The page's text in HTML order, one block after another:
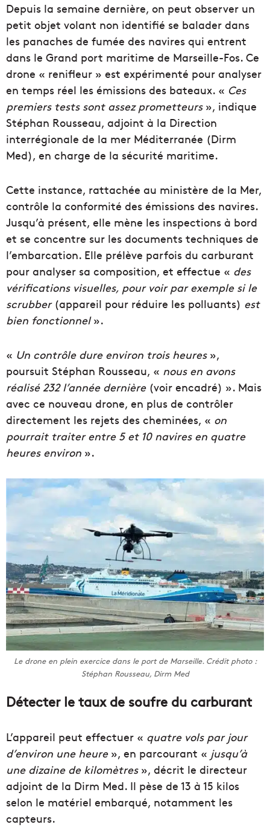
Depuis la semaine dernière, on peut observer un
petit objet volant non identifié se balader dans
les panaches de fumée des navires qui entrent
dans le Grand port maritime de Marseille-Fos. Ce
drone « renifleur » est expérimenté pour analyser
en temps réel les émissions des bateaux. « Ces
premiers tests sont assez prometteurs», indique
Stéphan Rousseau, adjoint à la Direction
interrégionale de la mer Méditerranée (Dirm
Med), en charge de la sécurité maritime.
Cette instance, rattachée au ministère de la Mer,
contrôle la conformité des émissions des navires.
Jusqu’à présent, elle mène les inspections à bord
et se concentre sur les documents techniques de
l’embarcation. Elle prélève parfois du carburant
pour analyser sa composition, et effectue « des
vérifications visuelles, pour voir par exemple si le
scrubber(appareil pour réduire les polluants) est
bien fonctionnel».
« Un contrôle dure environ trois heures»,
poursuit Stéphan Rousseau, « nous en avons
réalisé 232 l’année dernière(voir encadré) ». Mais
avec ce nouveau drone, en plus de contrôler
directement les rejets des cheminées, « on
pourrait traiter entre 5 et 10 navires en quatre
heures environ ».
Le drone en plein exercice dans le port de Marseille. Crédit photo :
Stéphan Rousseau, Dirm Med
Détecter le taux de soufre du carburant
L’appareil peut effectuer « quatre vols par jour
d’environ une heure», en parcourant « jusqu’à
une dizaine de kilomètres», décrit le directeur
adjoint de la Dirm Med. Il pèse de 13 à 15 kilos
selon le matériel embarqué, notamment les
capteurs.